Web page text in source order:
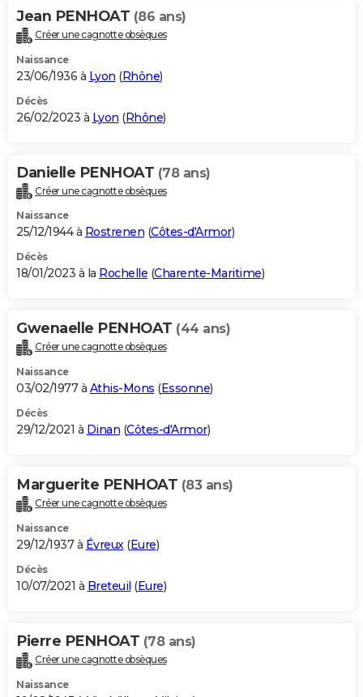
Jean PENHOAT (86 ans)
Créer une cagnotte obsèques
Naissance
23/06/1936 à Lyon (Rhône)
Décès
26/02/2023 à Lyon (Rhône)
Danielle PENHOAT (78 ans)
Créer une cagnotte obsèques
Naissance
25/12/1944 à Rostrenen (Côtes-d'Armor)
Décès
18/01/2023 à la Rochelle (Charente-Maritime)
Gwenaelle PENHOAT (44 ans)
Créer une cagnotte obsèques
Naissance
03/02/1977 à Athis-Mons (Essonne)
Décès
29/12/2021 à Dinan (Côtes-d'Armor)
Marguerite PENHOAT (83 ans)
Créer une cagnotte obsèques
Naissance
29/12/1937 à Évreux(Eure)
Décès
10/07/2021 à Breteuil (Eure)
Pierre PENHOAT (78 ans)
Créer une cagnotte obsèques
Naissance